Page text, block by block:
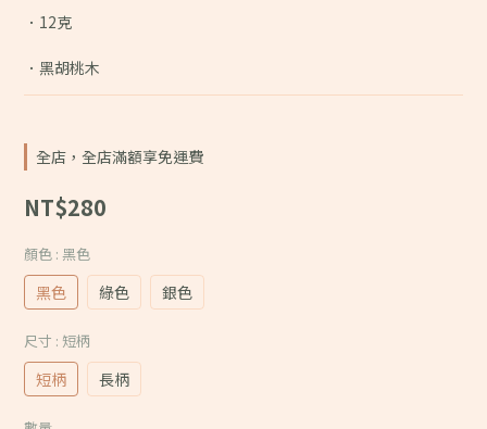
．12克
．黑胡桃木
全店，全店滿額享免運費
NT$280
顏色 : 黑色
黑色 綠色 銀色
尺寸 : 短柄
短柄 長柄